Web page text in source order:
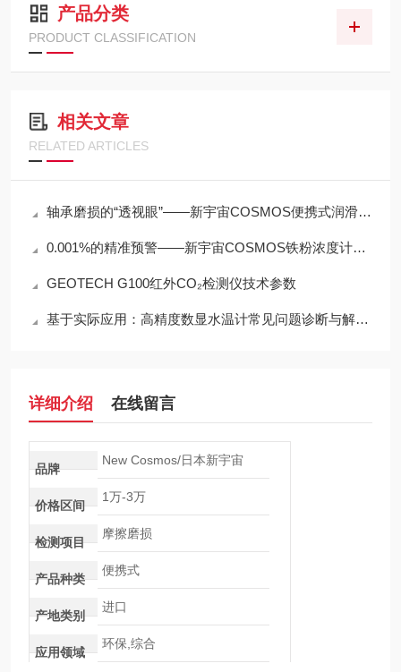
产品分类
PRODUCT CLASSIFICATION
相关文章
RELATED ARTICLES
轴承磨损的“透视眼”——新宇宙COSMOS便携式润滑脂铁粉浓度计SDM-72
0.001%的精准预警——新宇宙COSMOS铁粉浓度计SDM-72守护齿轮箱健康
GEOTECH G100红外CO₂检测仪技术参数
基于实际应用：高精度数显水温计常见问题诊断与解决策略
详细介绍 在线留言
品牌
New Cosmos/日本新宇宙
价格区间
1万-3万
检测项目
摩擦磨损
产品种类
便携式
产地类别
进口
应用领域
环保,综合